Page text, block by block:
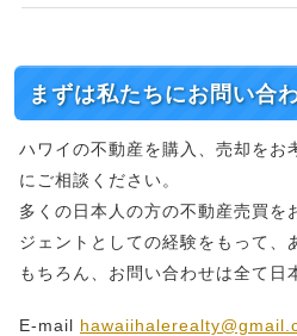
まずは私たちにお問い合
ハワイの不動産を購入、売却をお
にご相談ください。
多くの日本人の方の不動産売買を
ジェントとしての経験をもって、
もちろん、お問い合わせは全て日
E-mail